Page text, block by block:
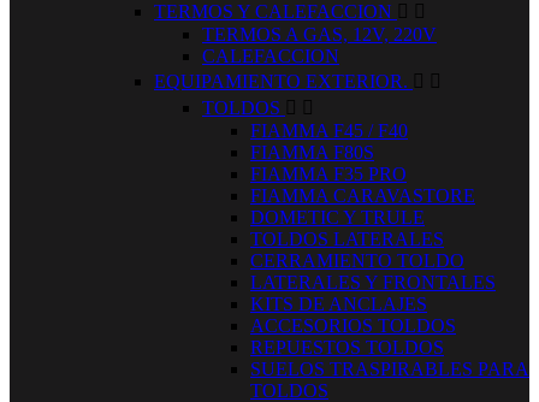
TERMOS Y CALEFACCION  
TERMOS A GAS, 12V, 220V
CALEFACCION
EQUIPAMIENTO EXTERIOR.  
TOLDOS  
FIAMMA F45 / F40
FIAMMA F80S
FIAMMA F35 PRO
FIAMMA CARAVASTORE
DOMETIC Y TRULE
TOLDOS LATERALES
CERRAMIENTO TOLDO
LATERALES Y FRONTALES
KITS DE ANCLAJES
ACCESORIOS TOLDOS
REPUESTOS TOLDOS
SUELOS TRASPIRABLES PARA
TOLDOS